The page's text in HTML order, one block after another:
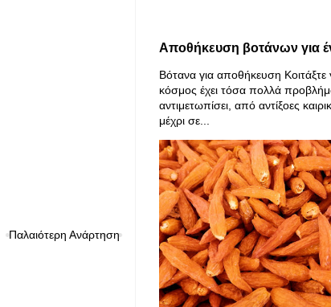
Παλαιότερη Ανάρτηση
Αποθήκευση βοτάνων για
Βότανα για αποθήκευση
κόσμος έχει τόσα πολλά
αντιμετωπίσει, από αντίξοες
μέχρι σε...